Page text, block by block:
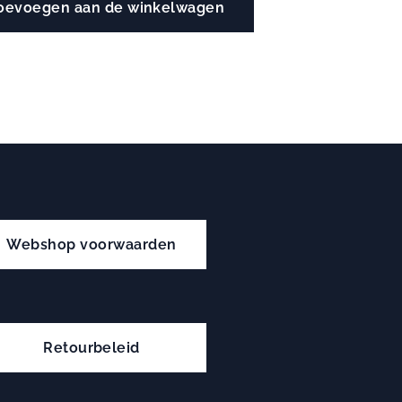
aan de winkelwagen
Webshop voorwaarden
Retourbeleid